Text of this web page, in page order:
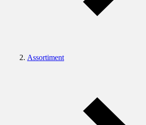
Assortiment